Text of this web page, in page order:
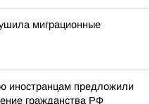
миграционные
иностранцам предложили
гражданства РФ